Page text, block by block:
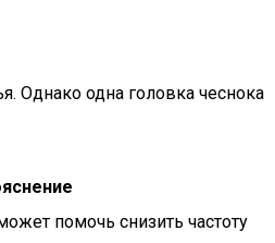
Однако одна головка чеснока
помочь снизить частоту